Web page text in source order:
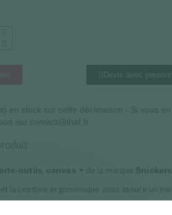
Devis avec
en stock sur cette déclinaison - Si vous
sur contact@thaf.fr
outils, canvas + de la marque Snickers
la ceinture ergonomique vous assure un